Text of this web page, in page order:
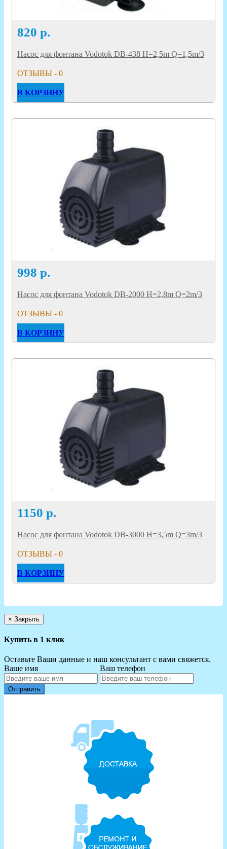
820 р.
Насос для фонтана Vodotok DB-438 H=2,5m Q=1,5m/3
ОТЗЫВЫ - 0
В КОРЗИНУ
998 р.
Насос для фонтана Vodotok DB-2000 H=2,8m Q=2m/3
ОТЗЫВЫ - 0
В КОРЗИНУ
1150 р.
Насос для фонтана Vodotok DB-3000 H=3,5m Q=3m/3
ОТЗЫВЫ - 0
В КОРЗИНУ
× Закрыть
Купить в 1 клик
Оставьте Ваши данные и наш консультант с вами свяжется.
Ваше имя
Ваш телефон
Отправить